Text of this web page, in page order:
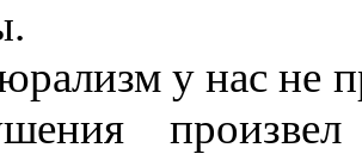
у нас не